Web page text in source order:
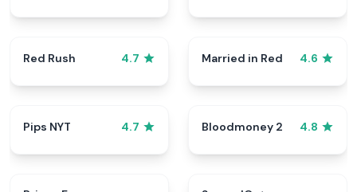
Red Rush 4.7 Married in Red 4.6
Pips NYT 4.7 Bloodmoney 2 4.8